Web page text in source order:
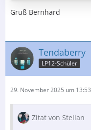
Gruß Bernhard
Tendaberry
LP12-Schüler
29. November 2025 um 13:53
Zitat von Stellan